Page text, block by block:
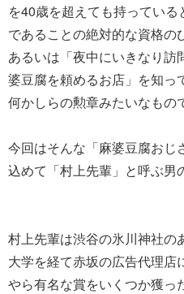
を40歳を超えても持ってい
であることの絶対的な資格の
あるいは「夜中にいきなり訪
婆豆腐を頼めるお店」を知っ
何かしらの勲章みたいなもの
今回はそんな「麻婆豆腐おじ
込めて「村上先輩」と呼ぶ男
村上先輩は渋谷の氷川神社の
大学を経て赤坂の広告代理
やら有名な賞をいくつか獲っ